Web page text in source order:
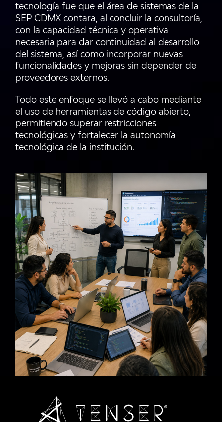
tecnología fue que el área de sistemas de la
SEP CDMX contara, al concluir la consultoría,
con la capacidad técnica y operativa
necesaria para dar continuidad al desarrollo
del sistema, así como incorporar nuevas
funcionalidades y mejoras sin depender de
proveedores externos.
Todo este enfoque se llevó a cabo mediante
el uso de herramientas de código abierto,
permitiendo superar restricciones
tecnológicas y fortalecer la autonomía
tecnológica de la institución.